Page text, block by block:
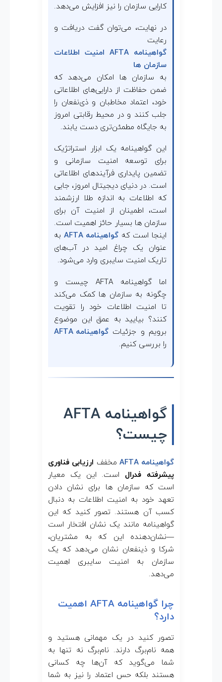
کارایی سازمان را نیز افزایش می‌دهد.
در نهایت، می‌توان گفت دریافت و
رعایت
گواهینامه AFTA امنیت اطلاعات
سازمان ها
به سازمان ها امکان می‌دهد که
ضمن حفاظت از دارایی‌های اطلاعاتی
خود، اعتماد مخاطبان و ذی‌نفعان را
جلب کنند و در محیط رقابتی امروز
به جایگاه مطمئن‌تری دست یابند.
این گواهینامه یک ابزار استراتژیک
برای توسعه امنیت سازمانی و
تضمین پایداری فرآیندهای اطلاعاتی
است. در دنیای دیجیتال امروز، جایی
که اطلاعات به اندازه طلا ارزشمند
است، اطمینان از امنیت آن برای
سازمان ها بسیار حائز اهمیت است.
اینجا است که گواهینامه AFTA
به
عنوان یک چراغ امید در آب‌های
تاریک امنیت سایبری وارد می‌شود.
اما گواهینامه AFTA چیست و
چگونه به سازمان ها کمک می‌کند
تا امنیت اطلاعات خود را تقویت
کنند؟ بیایید به عمق این موضوع
برویم و جزئیات گواهینامه AFTA
را بررسی کنیم.
گواهینامه AFTA
چیست؟
گواهینامه AFTA مخفف ارزیابی فناوری
پیشرفته فدرال است. این یک معیار
است که سازمان ها برای نشان دادن
تعهد خود به امنیت اطلاعات به دنبال
کسب آن هستند. تصور کنید که این
گواهینامه مانند یک نشان افتخار است
—نشان‌دهنده این که به مشتریان،
شرکا و ذینفعان نشان می‌دهد که یک
سازمان به امنیت سایبری اهمیت
می‌دهد.
چرا گواهینامه AFTA اهمیت
دارد؟
تصور کنید در یک مهمانی هستید و
همه نام‌برگ دارند. نام‌برگ نه تنها به
شما می‌گوید که آن‌ها چه کسانی
هستند بلکه حس اعتماد را نیز به شما